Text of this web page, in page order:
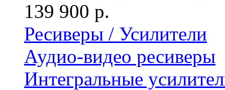
139 900 р.
Ресиверы / Усилители
Аудио-видео ресиверы
Интегральные